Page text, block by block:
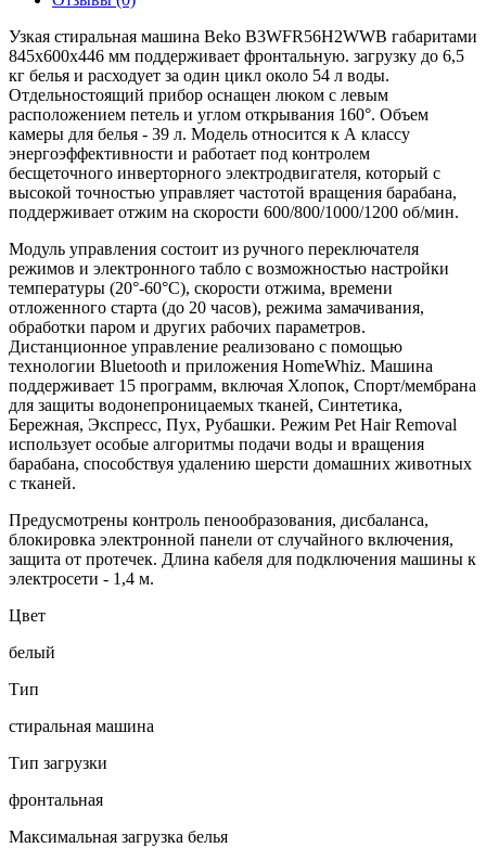
Узкая стиральная машина Beko B3WFR56H2WWB габаритами
845х600х446 мм поддерживает фронтальную. загрузку до 6,5
кг белья и расходует за один цикл около 54 л воды.
Отдельностоящий прибор оснащен люком с левым
расположением петель и углом открывания 160°. Объем
камеры для белья - 39 л. Модель относится к А классу
энергоэффективности и работает под контролем
бесщеточного инверторного электродвигателя, который с
высокой точностью управляет частотой вращения барабана,
поддерживает отжим на скорости 600/800/1000/1200 об/мин.
Модуль управления состоит из ручного переключателя
режимов и электронного табло с возможностью настройки
температуры (20°-60°C), скорости отжима, времени
отложенного старта (до 20 часов), режима замачивания,
обработки паром и других рабочих параметров.
Дистанционное управление реализовано с помощью
технологии Bluetooth и приложения HomeWhiz. Машина
поддерживает 15 программ, включая Хлопок, Спорт/мембрана
для защиты водонепроницаемых тканей, Синтетика,
Бережная, Экспресс, Пух, Рубашки. Режим Pet Hair Removal
использует особые алгоритмы подачи воды и вращения
барабана, способствуя удалению шерсти домашних животных
с тканей.
Предусмотрены контроль пенообразования, дисбаланса,
блокировка электронной панели от случайного включения,
защита от протечек. Длина кабеля для подключения машины к
электросети - 1,4 м.
Цвет
белый
Тип
стиральная машина
Тип загрузки
фронтальная
Максимальная загрузка белья